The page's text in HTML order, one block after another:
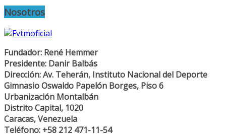
Nosotros
Fundador: René Hemmer
Presidente: Danir Balbás
Dirección: Av. Teherán, Instituto Nacional del Deporte
Gimnasio Oswaldo Papelón Borges, Piso 6
Urbanización Montalbán
Distrito Capital, 1020
Caracas, Venezuela
Teléfono: +58 212 471-11-54